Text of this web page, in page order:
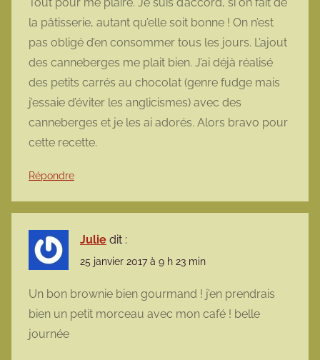
la pâtisserie, autant qu’elle soit bonne ! On n’est
pas obligé d’en consommer tous les jours. L’ajout
des canneberges me plait bien. J’ai déjà réalisé
des petits carrés au chocolat (genre fudge mais
j’essaie d’éviter les anglicismes) avec des
canneberges et je les ai adorés. Alors bravo pour
cette recette.
Répondre
Julie dit :
25 janvier 2017 à 9 h 23 min
Un bon brownie bien gourmand ! j’en prendrais
bien un petit morceau avec mon café ! belle
journée